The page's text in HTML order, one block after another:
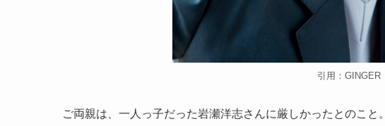
引用：GINGER
ご両親は、一人っ子だった岩瀬洋志さんに厳しかったとのこと。